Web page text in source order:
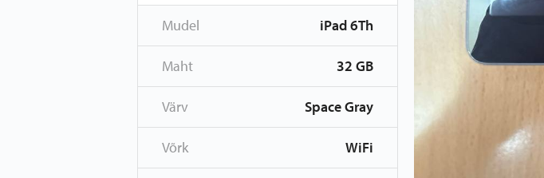
Mudel iPad 6Th
Maht 32 GB
Värv Space Gray
Võrk WiFi